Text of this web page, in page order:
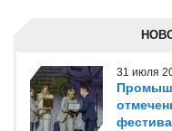
31 июля